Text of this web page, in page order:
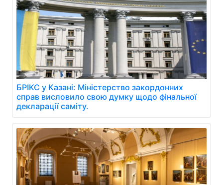
БРІКС у Казані: Міністерство закордонних
справ висловило свою думку щодо фінальної
декларації саміту.